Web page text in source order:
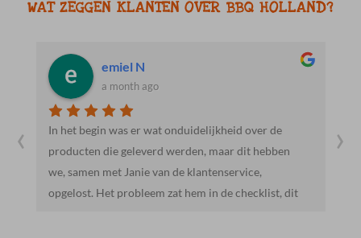
WAT ZEGGEN KLANTEN OVER BBQ HOLLAND?
a month ago
Heel vriendelijk en behulpzaam. Mooie en lekkere
producten. We gaan hier zeker vaker heen.
‹ ›